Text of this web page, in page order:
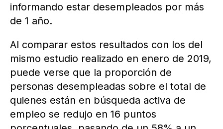
informando estar desempleados por más
de 1 año.
Al comparar estos resultados con los del
mismo estudio realizado en enero de 2019,
puede verse que la proporción de
personas desempleadas sobre el total de
quienes están en búsqueda activa de
empleo se redujo en 16 puntos